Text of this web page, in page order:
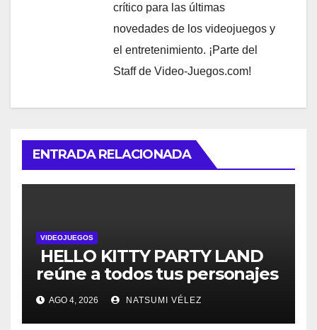
crítico para las últimas
novedades de los videojuegos y
el entretenimiento. ¡Parte del
Staff de Video-Juegos.com!
ENTRADA RELACIONADA
VIDEOJUEGOS
HELLO KITTY PARTY LAND
reúne a todos tus personajes
favoritos en un solo lugar; ya
están disponibles las
AGO 4, 2026 NATSUMI VÉLEZ